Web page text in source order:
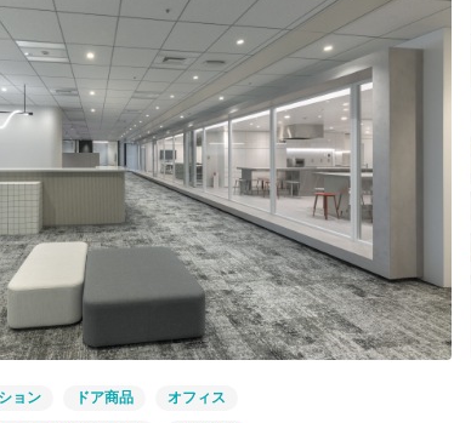
ョン ドア商品 オフィス